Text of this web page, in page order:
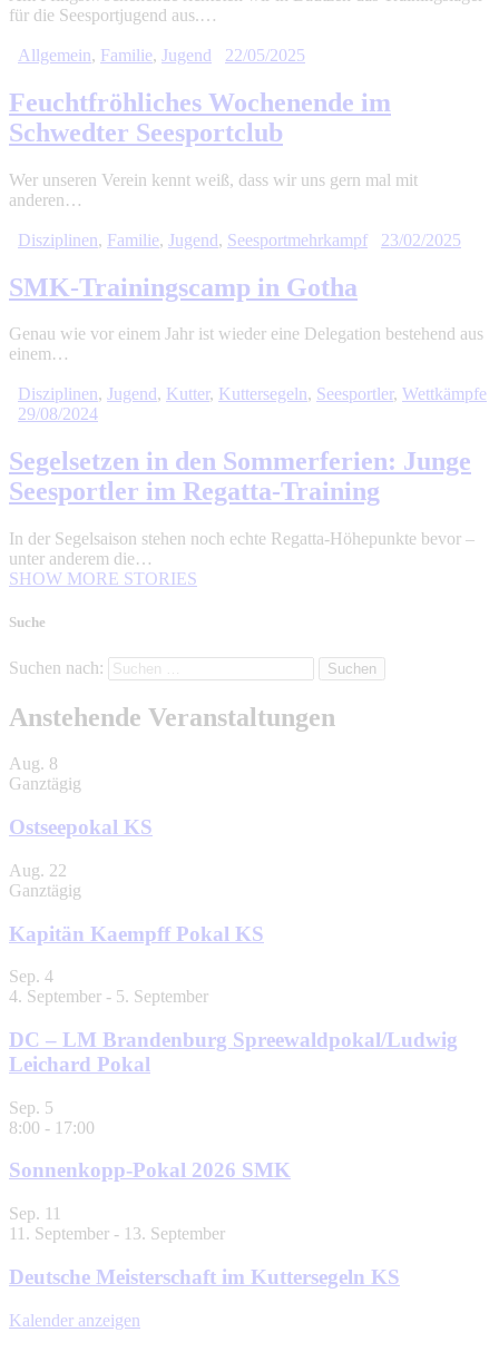
für die Seesportjugend aus.…
Allgemein, Familie, Jugend 22/05/2025
Feuchtfröhliches Wochenende im
Schwedter Seesportclub
Wer unseren Verein kennt weiß, dass wir uns gern mal mit
anderen…
Disziplinen, Familie, Jugend, Seesportmehrkampf 23/02/2025
SMK-Trainingscamp in Gotha
Genau wie vor einem Jahr ist wieder eine Delegation bestehend aus
einem…
Disziplinen, Jugend , Kutter, Kuttersegeln, Seesportler, Wettkämpfe
29/08/2024
Segelsetzen in den Sommerferien: Junge
Seesportler im Regatta-Training
In der Segelsaison stehen noch echte Regatta-Höhepunkte bevor –
unter anderem die…
SHOW MORE STORIES
Suche
Suchen nach:
Anstehende Veranstaltungen
Aug. 8
Ganztägig
Ostseepokal KS
Aug. 22
Ganztägig
Kapitän Kaempff Pokal KS
Sep. 4
4. September - 5. September
DC – LM Brandenburg Spreewaldpokal/Ludwig
Leichard Pokal
Sep. 5
8:00 - 17:00
Sonnenkopp-Pokal 2026 SMK
Sep. 11
11. September - 13. September
Deutsche Meisterschaft im Kuttersegeln KS
Kalender anzeigen